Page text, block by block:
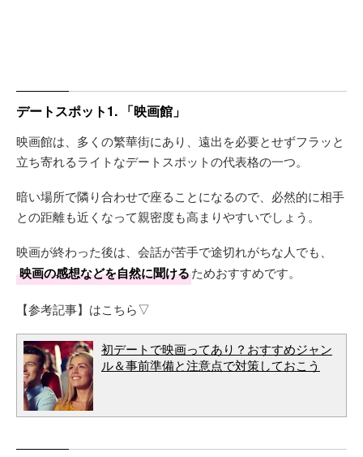
デートスポット1. 「映画館」
映画館は、多くの繁華街にあり、遠出を必要とせずフラッと
立ち寄れるライトなデートスポットの代表格の一つ。
暗い場所で隣り合わせで座ることになるので、必然的に相手
との距離も近くなって親密度も高まりやすいでしょう。
映画が終わった後は、会話が苦手で途切れがちな人でも、
映画の感想などを自然に聞けるためおすすめです。
【参考記事】はこちら▽
初デートで映画ってあり？おすすめジャン
ル＆事前準備と注意点で対策しておこう